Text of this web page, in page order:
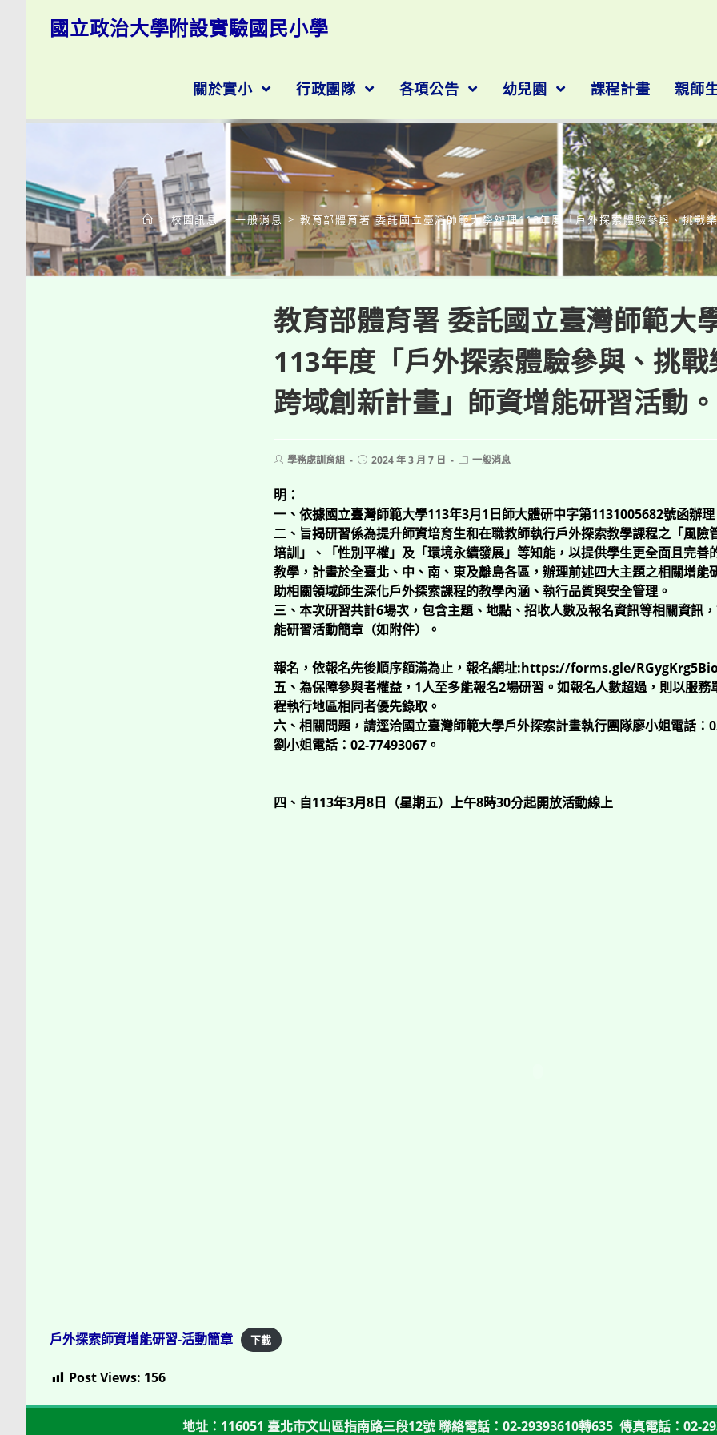
國立政治大學附設實驗國民小學
關於實小 行政團隊 各項公告 幼兒園 課程計畫 親師
部落格
> 校園訊息 > 一般消息 > 教育部體育署 委託國立臺灣師範大學辦理113年度「戶外探索體驗參與、挑戰
教育部體育署 委託國立臺灣師範大
113年度「戶外探索體驗參與、挑戰
跨域創新計畫」師資增能研習活動。
Post學務處訓育組
Post2024 年 3 月 7 日
Post一般消息
明：​
一、依據國立臺灣師範大學113年3月1日師大體研中字第1131005682號函辦理
二、旨揭研習係為提升師資培育生和在職教師執行戶外探索教學課程之「風險
培訓」、「性別平權」及「環境永續發展」等知能，以提供學生更全面且完善
教學，計畫於全臺北、中、南、東及離島各區，辦理前述四大主題之相關增能
助相關領域師生深化戶外探索課程的教學內涵、執行品質與安全管理。
三、本次研習共計6場次，包含主題、地點、招收人數及報名資訊等相關資訊
能研習活動簡章（如附件）。
報名，依報名先後順序額滿為止，報名網址:https://forms.gle/
五、為保障參與者權益，1人至多能報名2場研習。如報名人數超過，則以服務
程執行地區相同者優先錄取。
六、相關問題，請逕洽國立臺灣師範大學戶外探索計畫執行團隊廖小姐電話：
劉小姐電話：02-77493067。
四、自113年3月8日（星期五）上午8時30分起開放活動線上
戶外探索師資增能研習-活動簡章 下載
Post Views: 156
地址：116051 臺北市文山區指南路三段12號 聯絡電話：02-29393610轉635 傳真電話：02-